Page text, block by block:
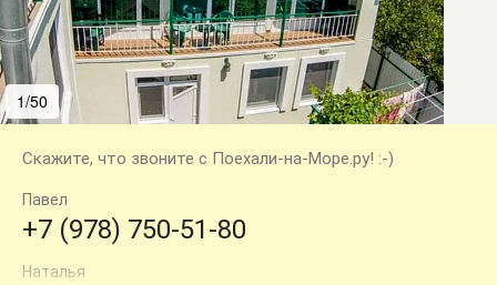
1/50
Скажите, что звоните с Поехали-на-Море.ру! :-)
Павел
+7 (978) 750-51-80
Наталья